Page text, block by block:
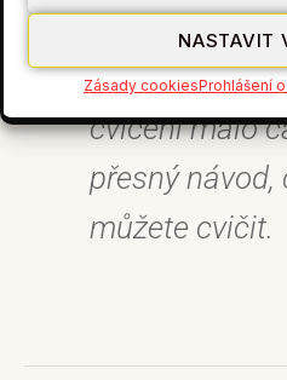
NASTAVIT
Zásady cookiesProhlášení
efektivně
duši, a to i
cvičení málo
přesný návod,
můžete cvičit.